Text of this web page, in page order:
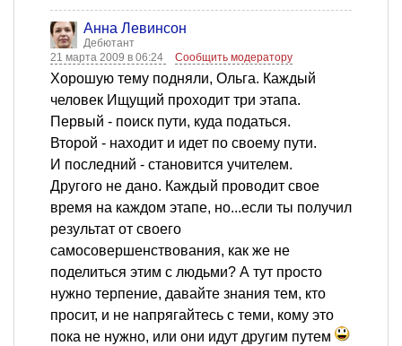
Анна Левинсон
Дебютант
21 марта 2009 в 06:24
Сообщить модератору
Хорошую тему подняли, Ольга. Каждый
человек Ищущий проходит три этапа.
Первый - поиск пути, куда податься.
Второй - находит и идет по своему пути.
И последний - становится учителем.
Другого не дано. Каждый проводит свое
время на каждом этапе, но...если ты получил
результат от своего
самосовершенствования, как же не
поделиться этим с людьми? А тут просто
нужно терпение, давайте знания тем, кто
просит, и не напрягайтесь с теми, кому это
пока не нужно, или они идут другим путем